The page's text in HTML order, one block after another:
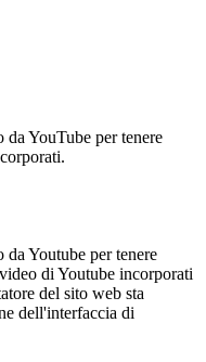
da YouTube per tenere
da Youtube per tenere
di Youtube incorporati
del sito web sta
dell'interfaccia di